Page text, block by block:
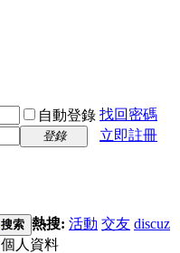
自動登錄 找回密碼
登錄
立即註冊
搜索 熱搜: 活動 交友 discuz
個人資料